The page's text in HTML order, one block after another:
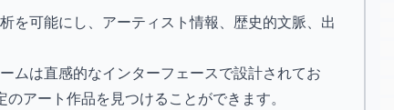
を可能にし、アーティスト情報、歴史的文脈、出
ムは直感的なインターフェースで設計されてお
アート作品を見つけることができます。